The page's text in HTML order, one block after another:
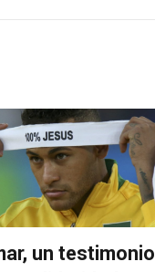
un testimonio